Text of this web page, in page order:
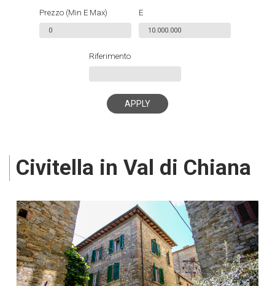
Prezzo (Min E Max) E
Riferimento
Civitella in Val di Chiana